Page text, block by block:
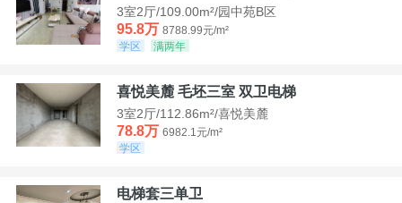
3室2厅/109.00m²/园中苑B区
95.8万 8788.99元/m²
学区
满两年
喜悦美麓 毛坯三室 双卫电梯
3室2厅/112.86m²/喜悦美麓
78.8万 6982.1元/m²
学区
电梯套三单卫